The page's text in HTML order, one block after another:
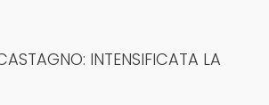
INTENSIFICATA LA